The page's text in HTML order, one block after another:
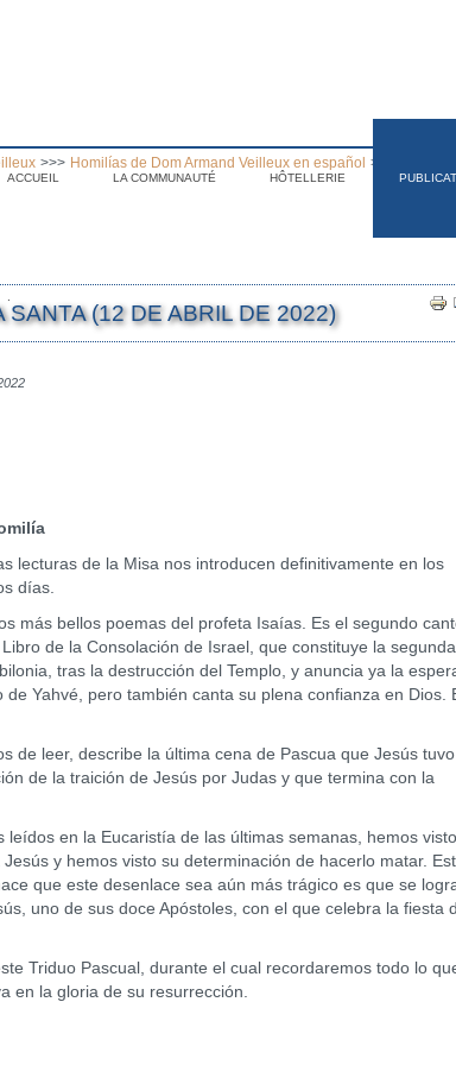
ACCUEIL LA COMMUNAUTÉ HÔTELLERIE
>>> Homilías de Dom Armand Veilleux en español >>>
(12 DE ABRIL DE 2022)
lecturas de la Misa nos introducen definitivamente en los
días.
bellos poemas del profeta Isaías. Es el segundo
de la Consolación de Israel, que constituye la
tras la destrucción del Templo, y anuncia ya la
Yahvé, pero también canta su plena confianza en Dios.
leer, describe la última cena de Pascua que Jesús tuvo
de la traición de Jesús por Judas y que termina con la
en la Eucaristía de las últimas semanas, hemos visto
y hemos visto su determinación de hacerlo matar.
que este desenlace sea aún más trágico es que se
uno de sus doce Apóstoles, con el que celebra la fiesta
Pascual, durante el cual recordaremos todo lo
en la gloria de su resurrección.